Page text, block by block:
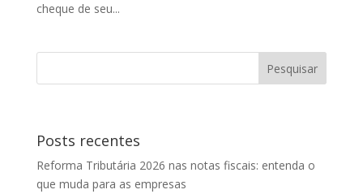
cheque de seu...
Posts recentes
Reforma Tributária 2026 nas notas fiscais: entenda o
que muda para as empresas